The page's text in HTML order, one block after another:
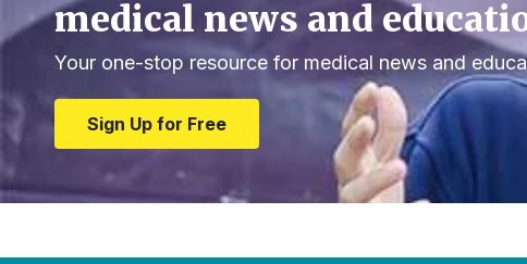
medical news and
Your one-stop resource for medical news and
Sign Up for Free